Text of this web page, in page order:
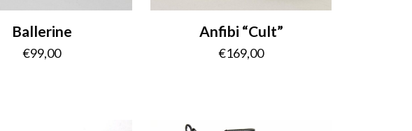
Ballerine
€99,00
Anfibi “Cult”
€169,00